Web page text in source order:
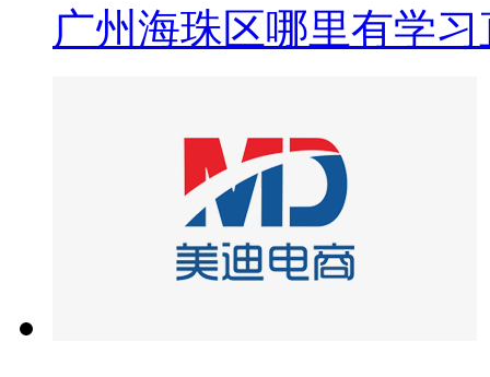
广州海珠区哪里有学